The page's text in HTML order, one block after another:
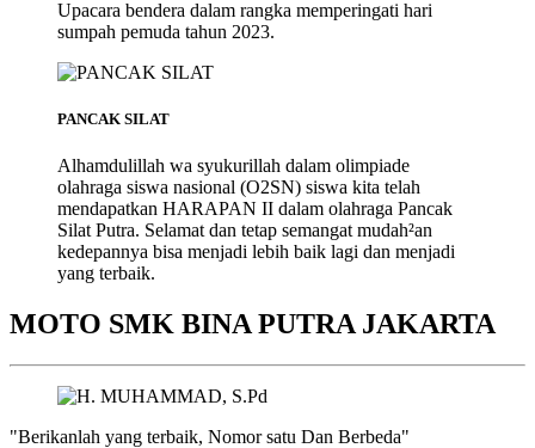
Upacara bendera dalam rangka memperingati hari
sumpah pemuda tahun 2023.
PANCAK SILAT
Alhamdulillah wa syukurillah dalam olimpiade
olahraga siswa nasional (O2SN) siswa kita telah
mendapatkan HARAPAN II dalam olahraga Pancak
Silat Putra. Selamat dan tetap semangat mudah²an
kedepannya bisa menjadi lebih baik lagi dan menjadi
yang terbaik.
MOTO SMK BINA PUTRA JAKARTA
"Berikanlah yang terbaik, Nomor satu Dan Berbeda"